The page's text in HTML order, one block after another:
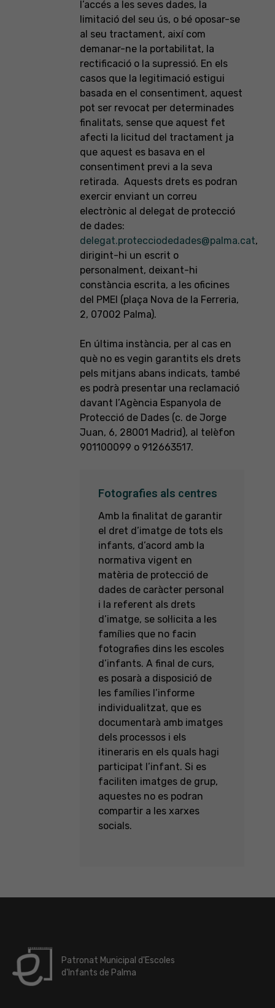
l’accés a les seves dades, la
limitació del seu ús, o bé oposar-se
al seu tractament, així com
demanar-ne la portabilitat, la
rectificació o la supressió. En els
casos que la legitimació estigui
basada en el consentiment, aquest
pot ser revocat per determinades
finalitats, sense que aquest fet
afecti la licitud del tractament ja
que aquest es basava en el
consentiment previ a la seva
retirada. Aquests drets es podran
exercir enviant un correu
electrònic al delegat de protecció
de dades:
delegat.protecciodedades@palma.cat,
dirigint-hi un escrit o
personalment, deixant-hi
constància escrita, a les oficines
del PMEI (plaça Nova de la Ferreria,
2, 07002 Palma).
En última instància, per al cas en
què no es vegin garantits els drets
pels mitjans abans indicats, també
es podrà presentar una reclamació
davant l’Agència Espanyola de
Protecció de Dades (c. de Jorge
Juan, 6, 28001 Madrid), al telèfon
901100099 o 912663517.
Fotografies als centres
Amb la finalitat de garantir
el dret d’imatge de tots els
infants, d’acord amb la
normativa vigent en
matèria de protecció de
dades de caràcter personal
i la referent als drets
d’imatge, se sol·licita a les
famílies que no facin
fotografies dins les escoles
d’infants. A final de curs,
es posarà a disposició de
les famílies l’informe
individualitzat, que es
documentarà amb imatges
dels processos i els
itineraris en els quals hagi
participat l’infant. Si es
faciliten imatges de grup,
aquestes no es podran
compartir a les xarxes
socials.
Patronat Municipal d'Escoles
d'Infants de Palma